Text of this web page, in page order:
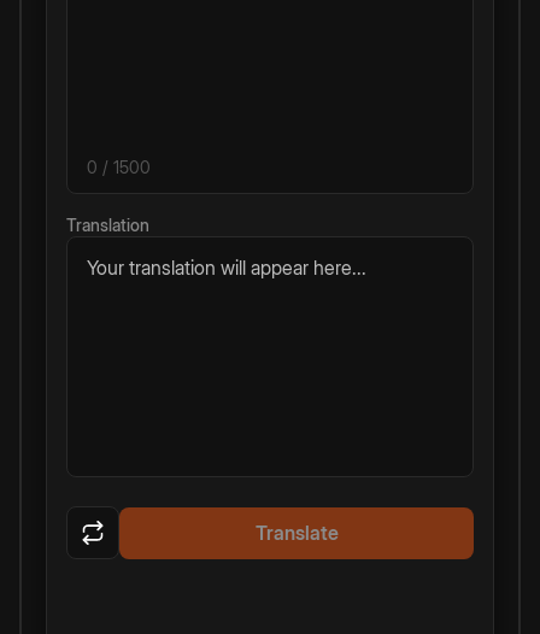
0 / 1500
Translation
Your translation will appear here...
Translate